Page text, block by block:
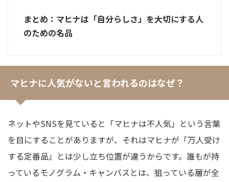
まとめ：マヒナは「自分らしさ」を大切にする人
のための名品
マヒナに人気がないと言われるのはなぜ？
ネットやSNSを見ていると「マヒナは不人気」という言葉
を目にすることがありますが、それはマヒナが「万人受け
する定番品」とは少し立ち位置が違うからです。誰もが持
っているモノグラム・キャンバスとは、狙っている層が全